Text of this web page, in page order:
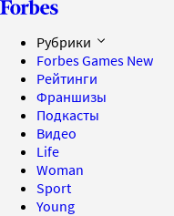
Рубрики
Forbes Games New
Рейтинги
Франшизы
Подкасты
Видео
Life
Woman
Sport
Young